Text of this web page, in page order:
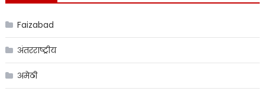
Faizabad
अंतरराष्ट्रीय
अमेठी